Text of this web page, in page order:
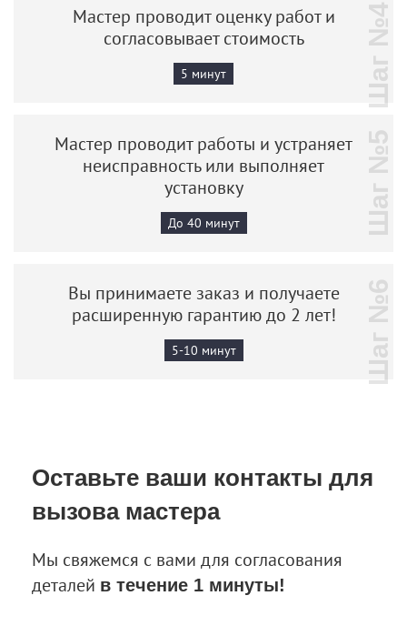
Мастер проводит оценку работ и
согласовывает стоимость
5 минут Шаг №4
Мастер проводит работы и устраняет
неисправность или выполняет
установку
До 40 минут Шаг №5
Вы принимаете заказ и получаете
расширенную гарантию до 2 лет!
5-10 минут Шаг №6
Оставьте ваши контакты для
вызова мастера
Мы свяжемся с вами для согласования
деталей в течение 1 минуты!